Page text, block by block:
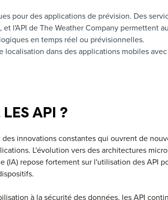
pour des applications de prévision. Des
, et l'API de The Weather Company permettent
en temps réel ou prévisionnelles.
localisation dans des applications mobiles
API ?
des innovations constantes qui ouvrent de
L'évolution vers des architectures
(IA) repose fortement sur l'utilisation des API
à la sécurité des données, les API